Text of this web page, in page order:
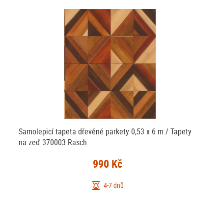
Samolepicí tapeta dřevěné parkety 0,53 x 6 m / Tapety
na zeď 370003 Rasch
990 Kč
4-7 dnů